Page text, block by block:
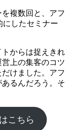
複数回と、アフ
にしたセミナー
からは捉えきれ
上の集客のコツ
けました。アフ
るんだろう。そ
こちら